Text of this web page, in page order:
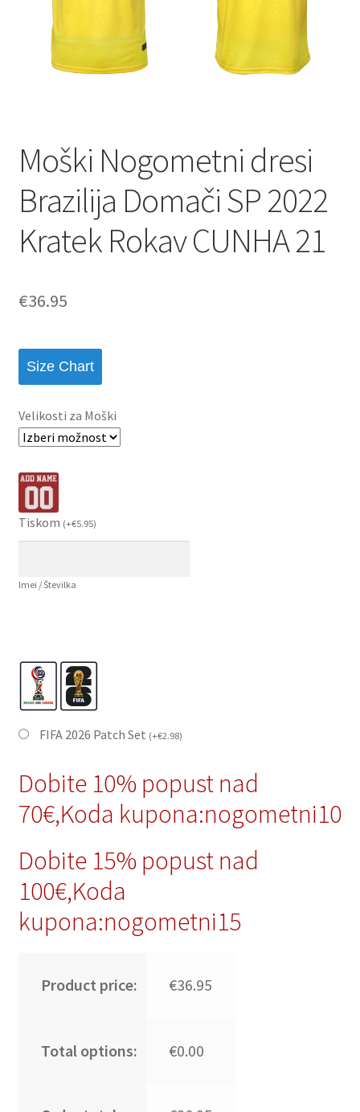
Moški Nogometni dresi
Brazilija Domači SP 2022
Kratek Rokav CUNHA 21
€36.95
Size Chart
Velikosti za Moški
Tiskom (+€5.95)
Imei / Številka
FIFA 2026 Patch Set (+€2.98)
Dobite 10% popust nad
70€,Koda kupona:nogometni10
Dobite 15% popust nad
100€,Koda
kupona:nogometni15
Product price: €36.95
Total options: €0.00